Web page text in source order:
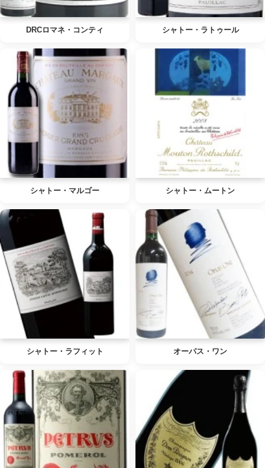
DRCロマネ・コンティ シャトー・ラトゥール
シャトー・マルゴー シャトー・ムートン
シャトー・ラフィット オーパス・ワン